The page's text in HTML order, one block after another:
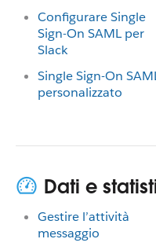
Configurare Single
Sign-On SAML per
Slack
Single Sign-On
personalizzato
Dati e
Gestire l’attività
messaggio